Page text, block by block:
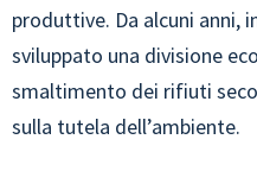
produttive. Da alcuni anni,
sviluppato una divisione
smaltimento dei rifiuti
sulla tutela dell’ambiente.